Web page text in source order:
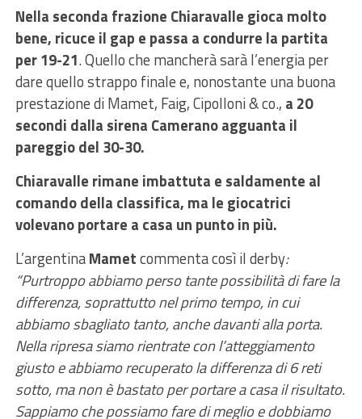
Nella seconda frazione Chiaravalle gioca molto
bene, ricuce il gap e passa a condurre la partita
per 19-21. Quello che mancherà sarà l’energia per
dare quello strappo finale e, nonostante una buona
prestazione di Mamet, Faig, Cipolloni & co., a 20
secondi dalla sirena Camerano agguanta il
pareggio del 30-30.
Chiaravalle rimane imbattuta e saldamente al
comando della classifica, ma le giocatrici
volevano portare a casa un punto in più.
L’argentinaMametcommenta così il derby:
“Purtroppo abbiamo perso tante possibilità di fare la
differenza, soprattutto nel primo tempo, in cui
abbiamo sbagliato tanto, anche davanti alla porta.
Nella ripresa siamo rientrate con l’atteggiamento
giusto e abbiamo recuperato la differenza di 6 reti
sotto, ma non è bastato per portare a casa il risultato.
Sappiamo che possiamo fare di meglio e dobbiamo